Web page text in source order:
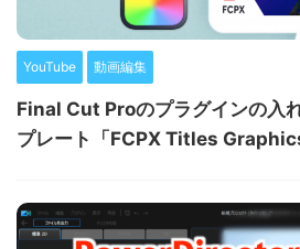
YouTube 動画編集
Final Cut Proのプラグインの入
プレート「FCPX Titles